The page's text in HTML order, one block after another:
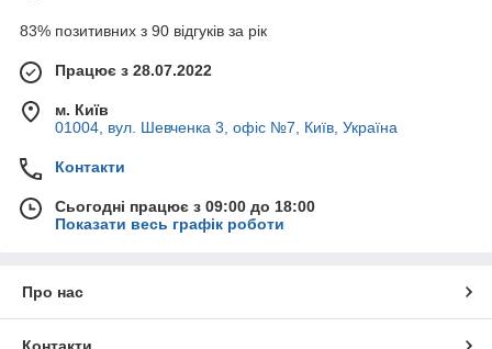
83% позитивних з 90 відгуків за рік
Працює з 28.07.2022
м. Київ
01004, вул. Шевченка 3, офіс №7, Київ, Україна
Контакти
Сьогодні працює з 09:00 до 18:00
Показати весь графік роботи
Про нас